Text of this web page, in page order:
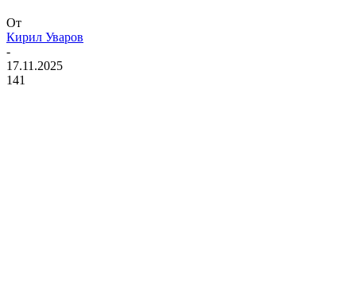
От
Кирил Уваров
-
17.11.2025
141